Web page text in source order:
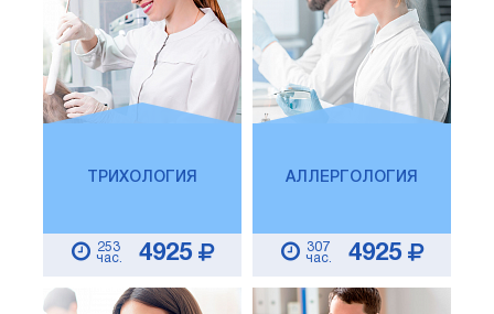
ТРИХОЛОГИЯ
253
час.
4925
АЛЛЕРГОЛОГИЯ
307
час.
4925